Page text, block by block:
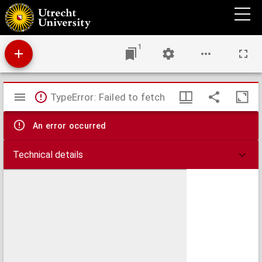
De bestuursinrichting van gewest, stad en platteland van Utrecht gedurende de
Bataafsche Republiek
1
Mirador
viewer
TypeError: Failed to fetch
An error occurred
Technical details